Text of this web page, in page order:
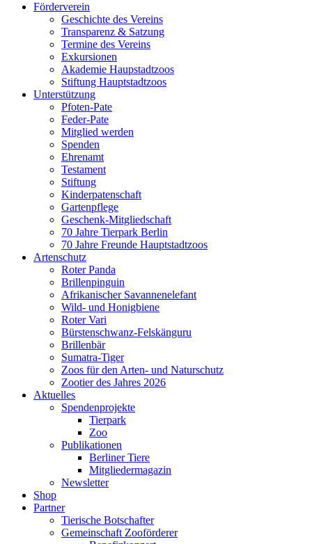
Förderverein
Geschichte des Vereins
Transparenz & Satzung
Termine des Vereins
Exkursionen
Akademie Haupstadtzoos
Stiftung Hauptstadtzoos
Unterstützung
Pfoten-Pate
Feder-Pate
Mitglied werden
Spenden
Ehrenamt
Testament
Stiftung
Kinderpatenschaft
Gartenpflege
Geschenk-Mitgliedschaft
70 Jahre Tierpark Berlin
70 Jahre Freunde Hauptstadtzoos
Artenschutz
Roter Panda
Brillenpinguin
Afrikanischer Savannenelefant
Wild- und Honigbiene
Roter Vari
Bürstenschwanz-Felskänguru
Brillenbär
Sumatra-Tiger
Zoos für den Arten- und Naturschutz
Zootier des Jahres 2026
Aktuelles
Spendenprojekte
Tierpark
Zoo
Publikationen
Berliner Tiere
Mitgliedermagazin
Newsletter
Shop
Partner
Tierische Botschafter
Gemeinschaft Zooförderer